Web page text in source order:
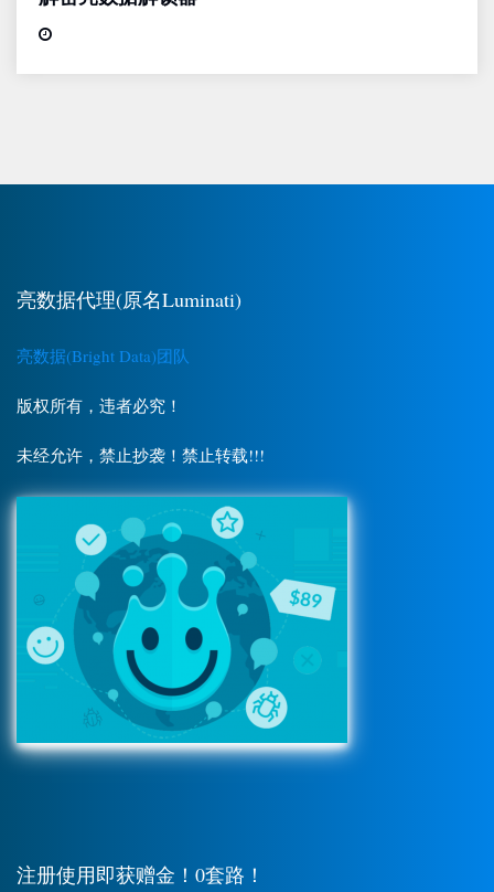
亮数据代理(原名Luminati)
亮数据(Bright Data)团队
版权所有，违者必究！
未经允许，禁止抄袭！禁止转载!!!
注册使用即获赠金！0套路！